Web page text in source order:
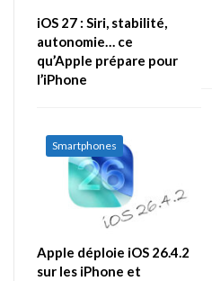
iOS 27 : Siri, stabilité,
autonomie… ce
qu’Apple prépare pour
l’iPhone
Smartphones
Apple déploie iOS 26.4.2
sur les iPhone et